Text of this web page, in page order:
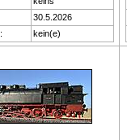
30.5.2026
kein(e)